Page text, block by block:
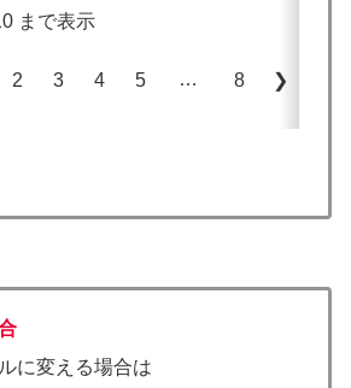
まで表示
2 3 4 5 … 8 ❯
に変える場合は